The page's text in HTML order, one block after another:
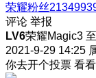
荣耀粉丝
评论 举报
LV6荣耀Magic3
2021-9-29 14:25
你去开个投票 看